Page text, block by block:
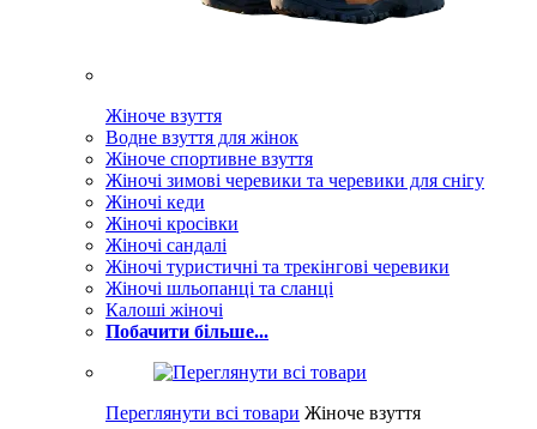
Жіноче взуття
Водне взуття для жінок
Жіноче спортивне взуття
Жіночі зимові черевики та черевики для снігу
Жіночі кеди
Жіночі кросівки
Жіночі сандалі
Жіночі туристичні та трекінгові черевики
Жіночі шльопанці та сланці
Калоші жіночі
Побачити більше...
Переглянути всі товари Жіноче взуття